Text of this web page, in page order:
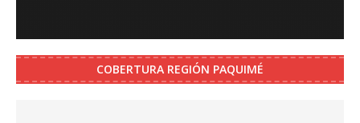
COBERTURA REGIÓN PAQUIMÉ